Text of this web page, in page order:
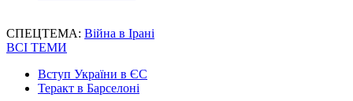
СПЕЦТЕМА: Війна в Ірані
ВСІ ТЕМИ
Вступ України в ЄС
Теракт в Барселоні